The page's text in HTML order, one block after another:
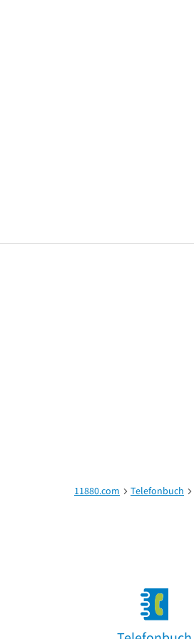
11880.com Telefonbuch